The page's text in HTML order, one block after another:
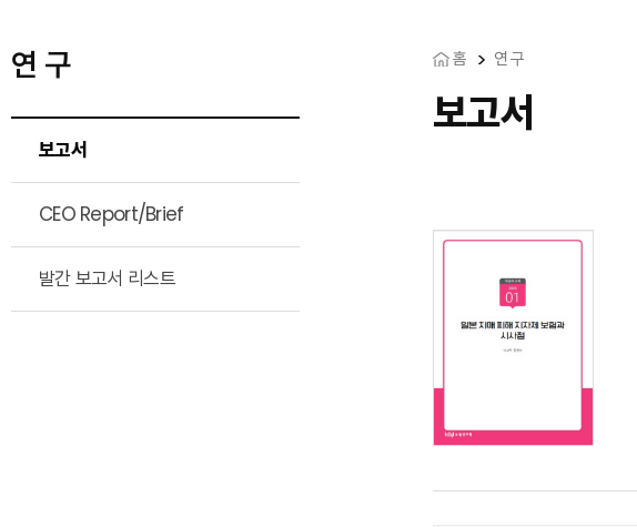
연 구
보고서
CEO Report/Brief
발간 보고서 리스트
홈 연 구
보고서